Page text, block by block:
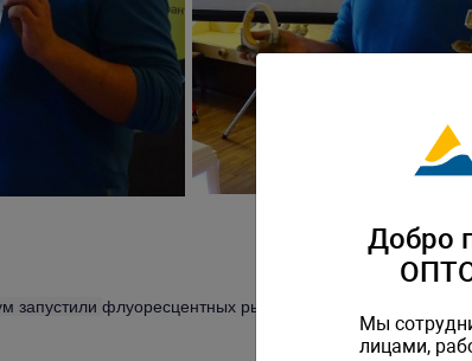
запустили флуоресцентных рыбок Гло Фиш - данио
Добро
Мы
лицами,